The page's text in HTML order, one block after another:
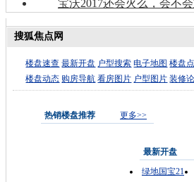
宝沃2017还会火么，会不
搜狐焦点网
楼盘速查 最新开盘 户型搜索 电子地图 楼盘
楼盘动态 购房导航 看房图片 户型图片 装修
热销楼盘推荐 更多>>
最新开盘
绿地国宝21